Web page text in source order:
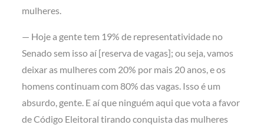
mulheres.
— Hoje a gente tem 19% de representatividade no
Senado sem isso aí [reserva de vagas]; ou seja, vamos
deixar as mulheres com 20% por mais 20 anos, e os
homens continuam com 80% das vagas. Isso é um
absurdo, gente. E aí que ninguém aqui que vota a favor
de Código Eleitoral tirando conquista das mulheres